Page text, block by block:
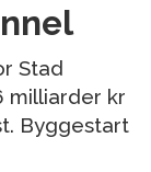
Stad
milliarder kr
Byggestart